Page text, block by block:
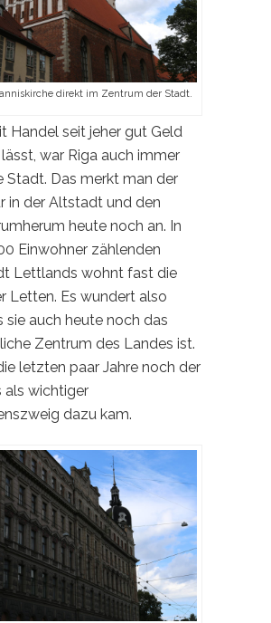
direkt im Zentrum der Stadt.
Handel seit jeher gut Geld
war Riga auch immer
Stadt. Das merkt man der
in der Altstadt und den
heute noch an. In
Einwohner zählenden
Lettlands wohnt fast die
Letten. Es wundert also
sie auch heute noch das
Zentrum des Landes ist.
letzten paar Jahre noch der
als wichtiger
dazu kam.